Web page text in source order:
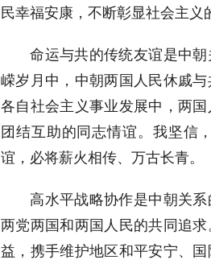
民幸福安康，不断彰显社会主义
命运与共的传统友谊是中朝
嵘岁月中，中朝两国人民休戚
各自社会主义事业发展中，两
团结互助的同志情谊。我坚信
谊，必将薪火相传、万古长青。
高水平战略协作是中朝关系
两党两国和两国人民的共同追
益，携手维护地区和平安宁、